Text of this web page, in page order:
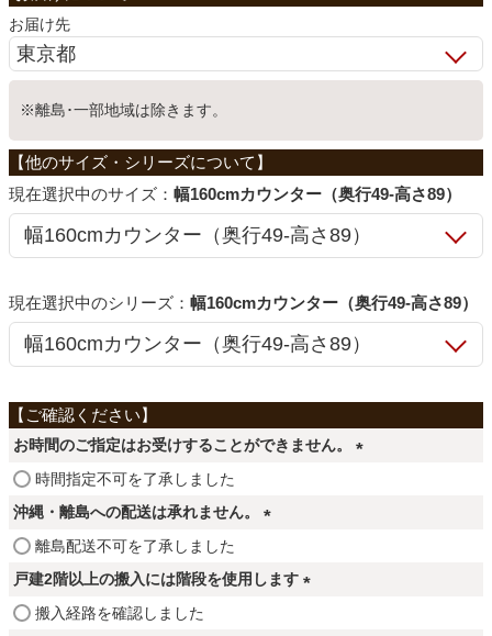
ホームオフィス
こたつ
寝具
ファブリック
カーテン
ラグ
お届け先
※離島･一部地域は除きます。
サイズ： 幅160cmカウンター（奥行49-高さ89）
シリーズ： 幅160cmカウンター（奥行49-高さ89）
お時間のご指定はお受けすることができません。
時間指定不可を了承しました
沖縄・離島への配送は承れません。
必
離島配送不可を了承しました
戸建2階以上の搬入には階段を使用します
搬入経路を確認しました